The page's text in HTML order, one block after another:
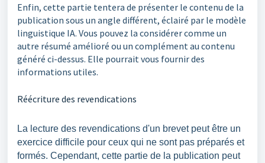
Enfin, cette partie tentera de présenter le contenu de la
publication sous un angle différent, éclairé par le modèle
linguistique IA. Vous pouvez la considérer comme un
autre résumé amélioré ou un complément au contenu
généré ci-dessus. Elle pourrait vous fournir des
informations utiles.
Réécriture des revendications
La lecture des revendications d'un brevet peut être un
exercice difficile pour ceux qui ne sont pas préparés et
formés. Cependant, cette partie de la publication peut